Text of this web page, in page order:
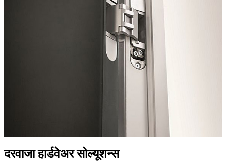
दरवाजा हार्डवेअर सोल्यूशन्स